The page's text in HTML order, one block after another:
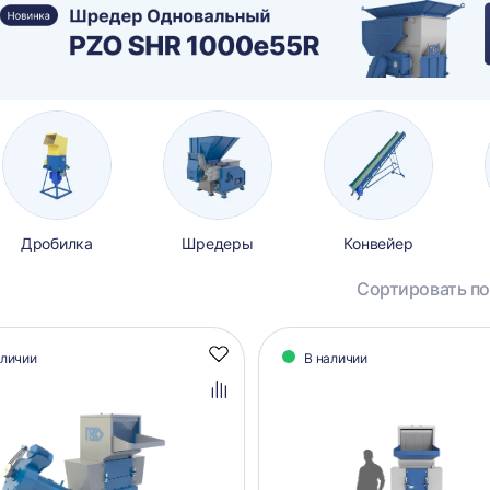
Дробилка Шредеры Конвейер
Сортировать
Добавить
в
избранное
Добавить
В наличии